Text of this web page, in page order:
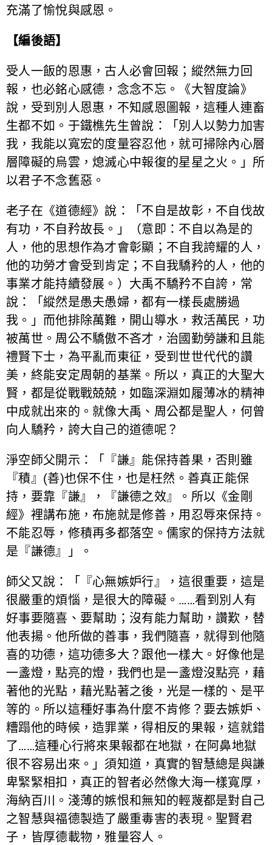
充滿了愉悅與感恩。
【編後語】
受人一飯的恩惠，古人必會回報；縱然無力回
報，也必銘心感德，念念不忘。《大智度論》
說，受到別人恩惠，不知感恩圖報，這種人連畜
生都不如。于鐵樵先生曾說：「別人以勢力加害
我，我能以寬宏的度量容忍他，就可掃除內心層
層障礙的烏雲，熄滅心中報復的星星之火。」所
以君子不念舊惡。
老子在《道德經》說：「不自是故彰，不自伐故
有功，不自矜故長。」（意即：不自以為是的
人，他的思想作為才會彰顯；不自我誇耀的人，
他的功勞才會受到肯定；不自我驕矜的人，他的
事業才能持續發展。）大禹不驕矜不自誇，常
說：「縱然是愚夫愚婦，都有一樣長處勝過
我。」而他排除萬難，開山導水，救活萬民，功
被萬世。周公不驕傲不吝才，治國勤勞謙和且能
禮賢下士，為平亂而東征，受到世世代代的讚
美，終能安定周朝的基業。所以，真正的大聖大
賢，都是從戰戰兢兢，如臨深淵如履薄冰的精神
中成就出來的。就像大禹、周公都是聖人，何曾
向人驕矜，誇大自己的道德呢？
淨空師父開示：「『謙』能保持善果，否則雖
『積』(善)也保不住，也是枉然。善真正能保
持，要靠『謙』，『謙德之效』。所以《金剛
經》裡講布施，布施就是修善，用忍辱來保持。
不能忍辱，修積再多都落空。儒家的保持方法就
是『謙德』」。
師父又說：「『心無嫉妒行』，這很重要，這是
很嚴重的煩惱，是很大的障礙。……看到別人有
好事要隨喜、要幫助；沒有能力幫助，讚歎，替
他表揚。他所做的善事，我們隨喜，就得到他隨
喜的功德，這功德多大？跟他一樣大。好像他是
一盞燈，點亮的燈，我們也是一盞燈沒點亮，藉
著他的光點，藉光點著之後，光是一樣的、是平
等的。所以這種好事為什麼不肯修？要去嫉妒、
糟蹋他的時候，造罪業，得相反的果報，這就錯
了……這種心行將來果報都在地獄，在阿鼻地獄
很不容易出來。」須知道，真實的智慧總是與謙
卑緊緊相扣，真正的智者必然像大海一樣寬厚，
海納百川。淺薄的嫉恨和無知的輕蔑都是對自己
之智慧與福德製造了嚴重毒害的表現。聖賢君
子，皆厚德載物，雅量容人。